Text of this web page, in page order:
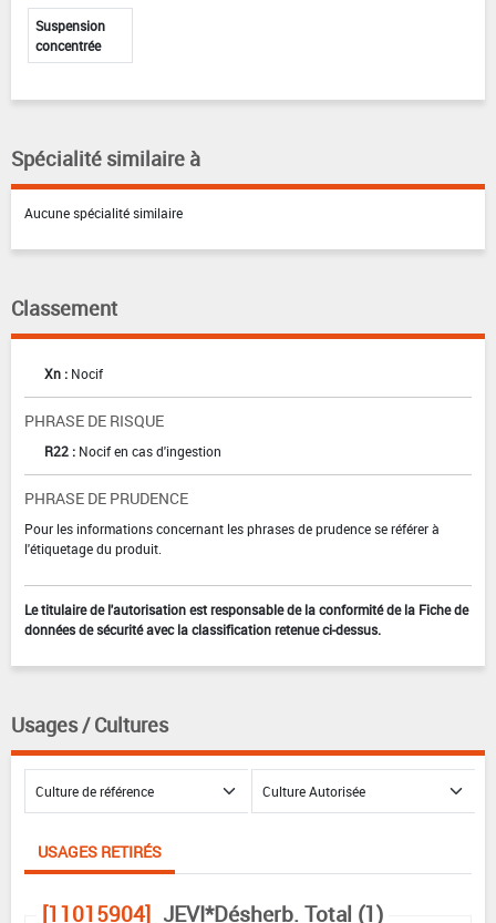
Suspension
concentrée
Spécialité similaire à
Aucune spécialité similaire
Classement
Xn : Nocif
PHRASE DE RISQUE
R22 : Nocif en cas d'ingestion
PHRASE DE PRUDENCE
Pour les informations concernant les phrases de prudence se référer à
l'étiquetage du produit.
Le titulaire de l'autorisation est responsable de la conformité de la Fiche de
données de sécurité avec la classification retenue ci-dessus.
Usages / Cultures
USAGES RETIRÉS
[11015904] JEVI*Désherb. Total (1)